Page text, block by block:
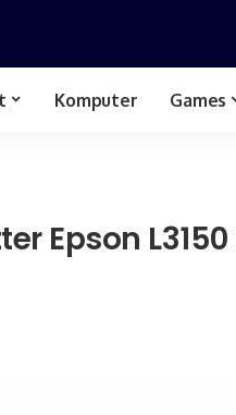
Komputer Games
Epson